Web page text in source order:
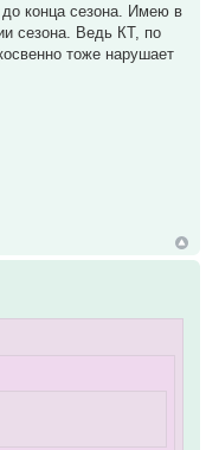
конца сезона. Имею в
сезона. Ведь КТ, по
тоже нарушает